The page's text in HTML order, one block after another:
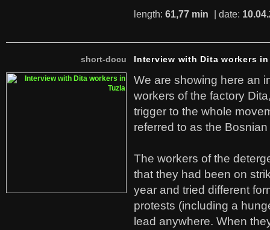
length: 61,77 min | date:
short-docu Interview with Dita workers in
We are showing here an
workers of the factory
trigger to the whole
referred to as the
The workers of the
that they had been on
year and tried different
protests (including a
lead anywhere. When